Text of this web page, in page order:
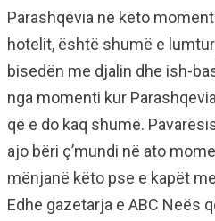
Parashqevia në këto
hotelit, është shumë e
bisedën me djalin dhe ish-
nga momenti kur
që e do kaq shumë.
ajo bëri ç’mundi në ato
mënjanë këto pse e kapët
Edhe gazetarja e ABC Neës